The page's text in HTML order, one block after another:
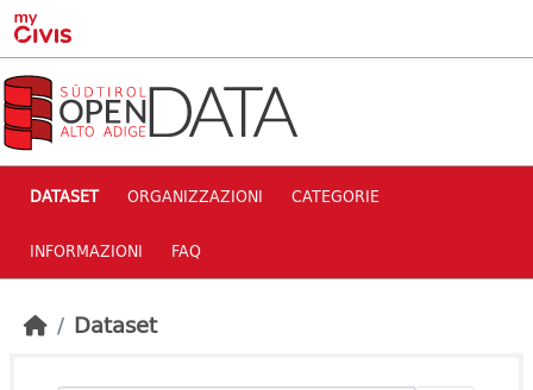
Skip to main content
DATASET ORGANIZZAZIONI CATEGORIE
INFORMAZIONI FAQ
Dataset